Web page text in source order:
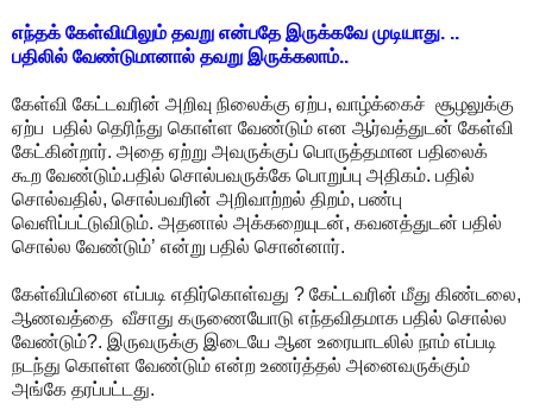
எந்தக் கேள்வியிலும் தவறு என்பதே இருக்கவே முடியாது. ..
பதிலில் வேண்டுமானால் தவறு இருக்கலாம்..
கேள்வி கேட்டவரின் அறிவு நிலைக்கு ஏற்ப, வாழ்க்கைச் சூழலுக்கு
ஏற்ப பதில் தெரிந்து கொள்ள வேண்டும் என ஆர்வத்துடன் கேள்வி
கேட்கின்றார். அதை ஏற்று அவருக்குப் பொருத்தமான பதிலைக்
கூற வேண்டும்.பதில் சொல்பவருக்கே பொறுப்பு அதிகம். பதில்
சொல்வதில், சொல்பவரின் அறிவாற்றல் திறம், பண்பு
வெளிப்பட்டுவிடும். அதனால் அக்கறையுடன், கவனத்துடன் பதில்
சொல்ல வேண்டும்’ என்று பதில் சொன்னார்.
கேள்வியினை எப்படி எதிர்கொள்வது ? கேட்டவரின் மீது கிண்டலை,
ஆணவத்தை வீசாது கருணையோடு எந்தவிதமாக பதில் சொல்ல
வேண்டும்?. இருவருக்கு இடையே ஆன உரையாடலில் நாம் எப்படி
நடந்து கொள்ள வேண்டும் என்ற உணர்த்தல் அனைவருக்கும்
அங்கே தரப்பட்டது.